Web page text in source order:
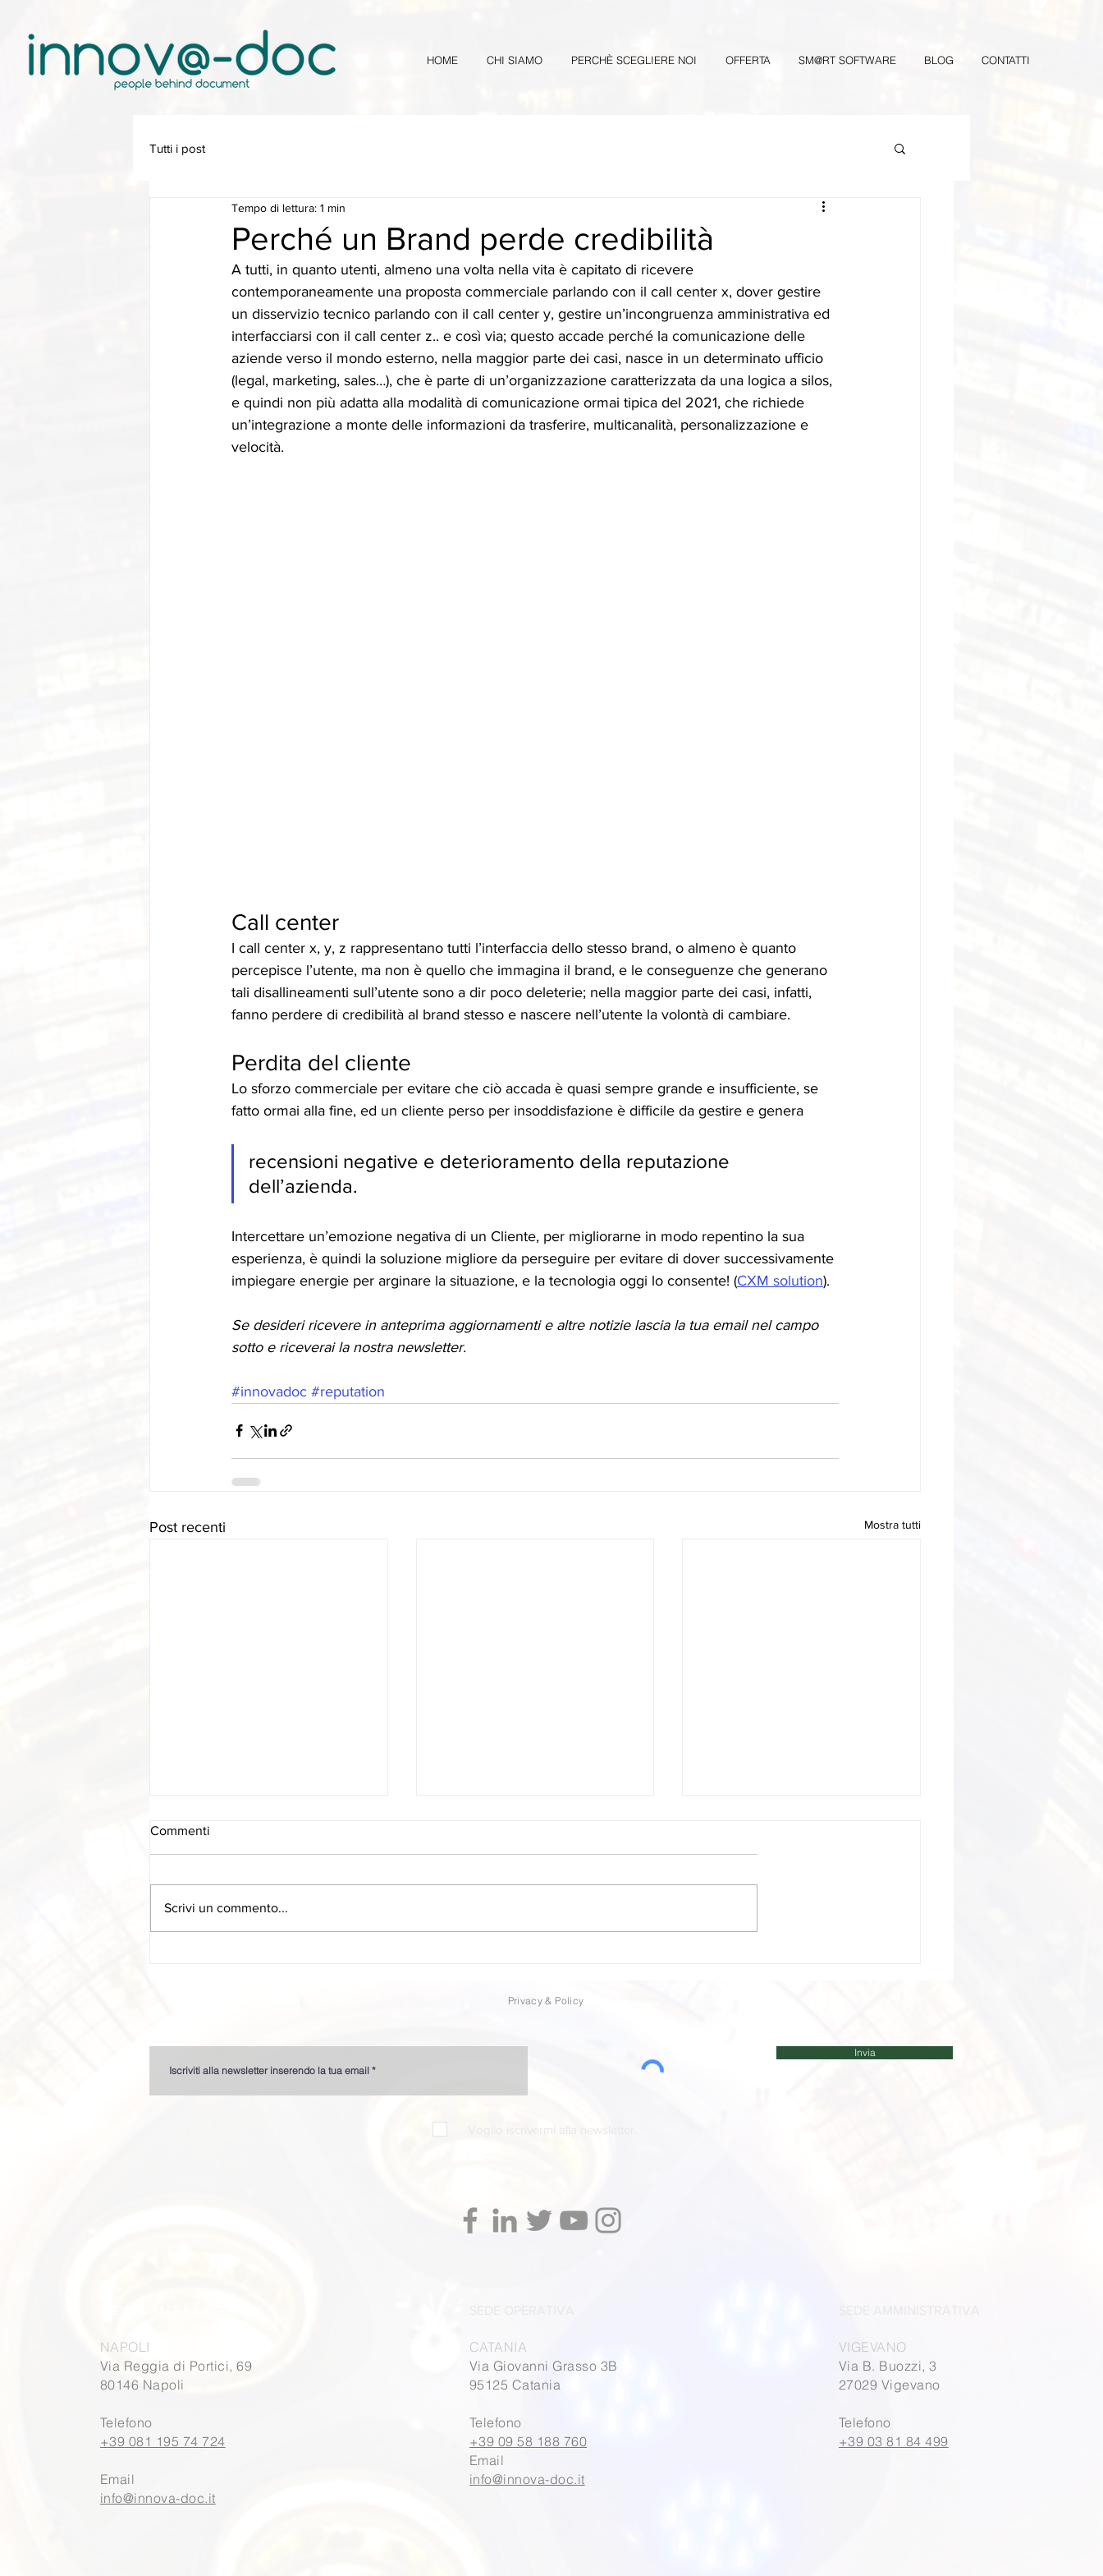
HOME CHI SIAMO PERCHÈ SCEGLIERE NOI OFFERTA SM@RT SOFTWARE BLOG CONTATTI
Tutti i post
Perché un Brand perde credibilità
Tempo di lettura: 1 min
A tutti, in quanto utenti, almeno una volta nella vita è capitato di ricevere
contemporaneamente una proposta commerciale parlando con il call center x, dover gestire
un disservizio tecnico parlando con il call center y, gestire un’incongruenza amministrativa ed
interfacciarsi con il call center z.. e così via; questo accade perché la comunicazione delle
aziende verso il mondo esterno, nella maggior parte dei casi, nasce in un determinato ufficio
(legal, marketing, sales…), che è parte di un’organizzazione caratterizzata da una logica a silos,
e quindi non più adatta alla modalità di comunicazione ormai tipica del 2021, che richiede
un’integrazione a monte delle informazioni da trasferire, multicanalità, personalizzazione e
velocità.
Call center
I call center x, y, z rappresentano tutti l’interfaccia dello stesso brand, o almeno è quanto
percepisce l’utente, ma non è quello che immagina il brand, e le conseguenze che generano
tali disallineamenti sull’utente sono a dir poco deleterie; nella maggior parte dei casi, infatti,
fanno perdere di credibilità al brand stesso e nascere nell’utente la volontà di cambiare.
Perdita del cliente
Lo sforzo commerciale per evitare che ciò accada è quasi sempre grande e insufficiente, se
fatto ormai alla fine, ed un cliente perso per insoddisfazione è difficile da gestire e genera
recensioni negative e deterioramento della reputazione
dell’azienda.
Intercettare un’emozione negativa di un Cliente, per migliorarne in modo repentino la sua
esperienza, è quindi la soluzione migliore da perseguire per evitare di dover successivamente
impiegare energie per arginare la situazione, e la tecnologia oggi lo consente! (CXM solution).
Se desideri ricevere in anteprima aggiornamenti e altre notizie lascia la tua email nel campo
sotto e riceverai la nostra newsletter.
#innovadoc #reputation
Post recenti Mostra tutti
Eventi IKN 2026
Eventi 2024
Commenti
Scrivi un commento...
Privacy & Policy
Voglio iscrivermi alla newsletter.
Invia
NAPOLI
Via Reggia di Portici, 69
80146 Napoli
Telefono
+39 081 195 74 724
Email
info@innova-doc.it
CATANIA
Via Giovanni Grasso 3B
95125 Catania
Telefono
+39 09 58 188 760
Email
info@innova-doc.it
VIGEVANO
Via B. Buozzi, 3
27029 Vigevano
Telefono
+39 03 81 84 499